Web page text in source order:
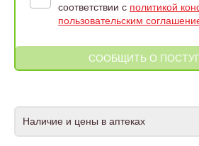
соответствии с политикой
пользовательским
Наличие и цены в аптеках